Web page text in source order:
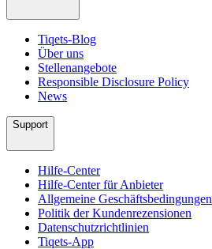
Tiqets-Blog
Über uns
Stellenangebote
Responsible Disclosure Policy
News
Support
Hilfe-Center
Hilfe-Center für Anbieter
Allgemeine Geschäftsbedingungen
Politik der Kundenrezensionen
Datenschutzrichtlinien
Tiqets-App